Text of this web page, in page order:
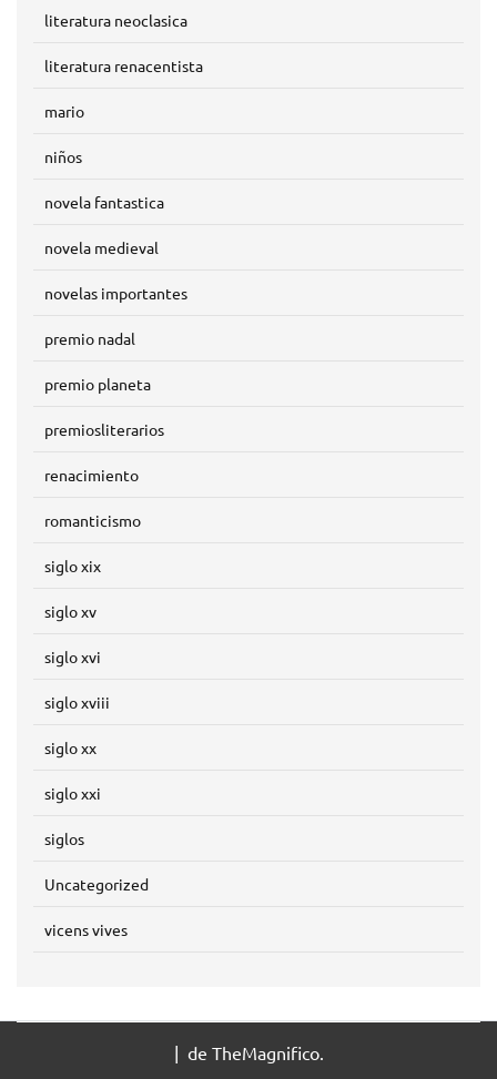
literatura neoclasica
literatura renacentista
mario
niños
novela fantastica
novela medieval
novelas importantes
premio nadal
premio planeta
premiosliterarios
renacimiento
romanticismo
siglo xix
siglo xv
siglo xvi
siglo xviii
siglo xx
siglo xxi
siglos
Uncategorized
vicens vives
| de TheMagnifico.